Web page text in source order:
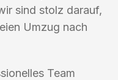
sind stolz darauf,
Umzug nach
Team